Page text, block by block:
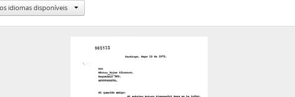
66 - Carta firmada de Jorge Alessandri a Patricio Huneeus
67 - Carta firmada de Felipe Herrera a Jorge Alessandri
70 - Carta de Jorge Alessandri a Mario Urrutia con recorte de prensa adjunto fotocopiado.
71 - Carta firmada de René Monzón a Jorge Alessandri
72 - Carta de Jorge Alessandri a Luis Emaldía Alvarado
73 - Carta de Jorge Alessandri a Juan Luis Cousiño
idiomas disponíveis